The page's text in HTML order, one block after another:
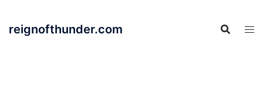
content
reignofthunder.com